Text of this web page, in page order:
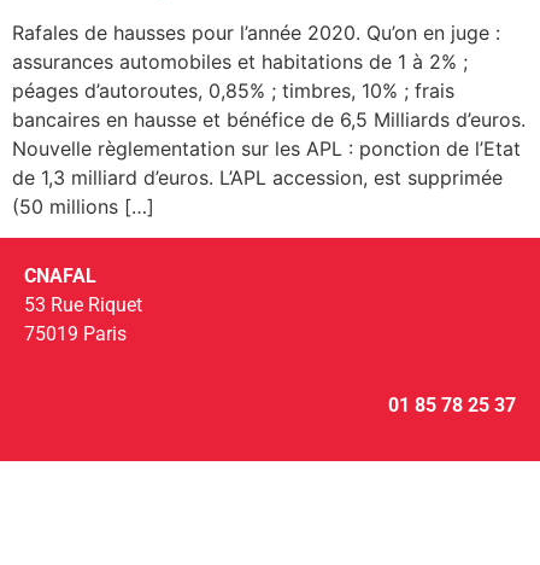
Rafales de hausses pour l’année 2020. Qu’on en juge :
assurances automobiles et habitations de 1 à 2% ;
péages d’autoroutes, 0,85% ; timbres, 10% ; frais
bancaires en hausse et bénéfice de 6,5 Milliards d’euros.
Nouvelle règlementation sur les APL : ponction de l’Etat
de 1,3 milliard d’euros. L’APL accession, est supprimée
(50 millions […]
CNAFAL
53 Rue Riquet
75019 Paris
01 85 78 25 37